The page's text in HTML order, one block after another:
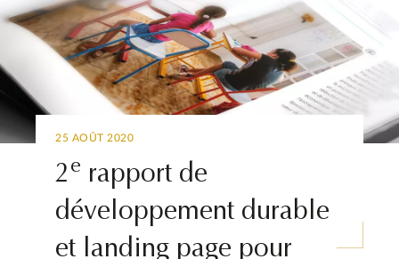
25 AOÛT 2020
2e rapport de
développement durable
et landing page pour